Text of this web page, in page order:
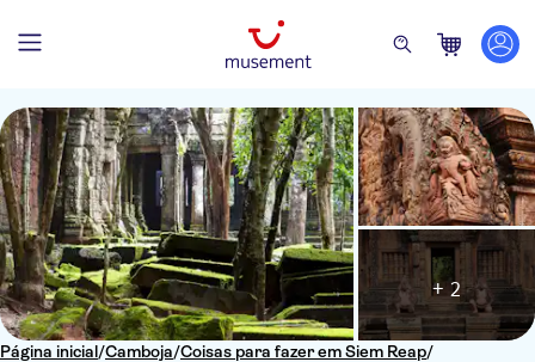
Página inicial/Camboja/Coisas para fazer em Siem Reap/
+ 2